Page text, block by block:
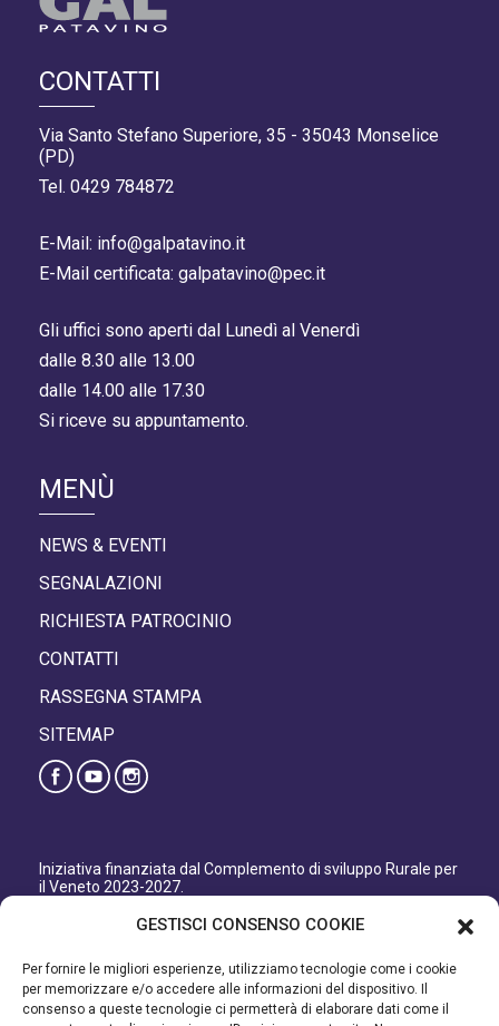
GESTISCI CONSENSO COOKIE
Per fornire le migliori esperienze, utilizziamo tecnologie come i cookie
per memorizzare e/o accedere alle informazioni del dispositivo. Il
consenso a queste tecnologie ci permetterà di elaborare dati come il
CONTATTI
Via Santo Stefano Superiore, 35 - 35043 Monselice
(PD)
Tel. 0429 784872
E-Mail: info@galpatavino.it
E-Mail certificata: galpatavino@pec.it
Gli uffici sono aperti dal Lunedì al Venerdì
dalle 8.30 alle 13.00
dalle 14.00 alle 17.30
Si riceve su appuntamento.
MENÙ
NEWS & EVENTI
SEGNALAZIONI
RICHIESTA PATROCINIO
CONTATTI
RASSEGNA STAMPA
SITEMAP
Iniziativa finanziata dal Complemento di sviluppo Rurale per
il Veneto 2023-2027.
Direzione AdG FEASR Bonifica e Irrigazione.